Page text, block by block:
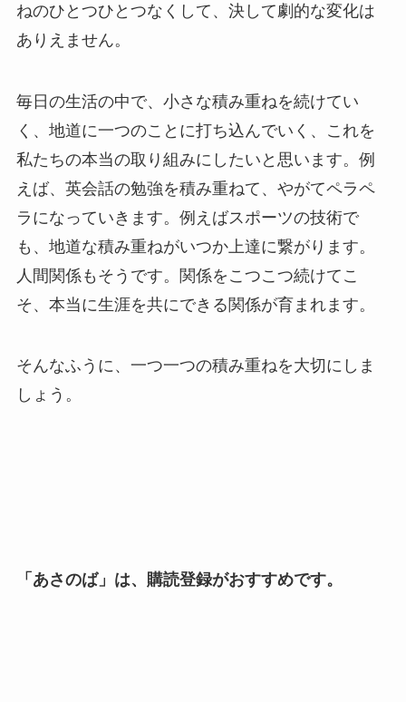
ねのひとつひとつなくして、決して劇的な変化は
ありえません。
毎日の生活の中で、小さな積み重ねを続けてい
く、地道に一つのことに打ち込んでいく、これを
私たちの本当の取り組みにしたいと思います。例
えば、英会話の勉強を積み重ねて、やがてペラペ
ラになっていきます。例えばスポーツの技術で
も、地道な積み重ねがいつか上達に繋がります。
人間関係もそうです。関係をこつこつ続けてこ
そ、本当に生涯を共にできる関係が育まれます。
そんなふうに、一つ一つの積み重ねを大切にしま
しょう。
「あさのば」は、購読登録がおすすめです。